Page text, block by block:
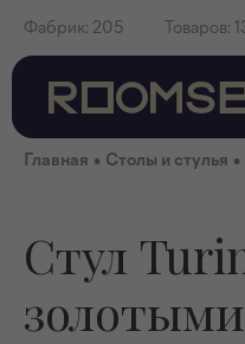
Фабрик: 205 Товаров:
Главная • Столы и стулья •
Стул